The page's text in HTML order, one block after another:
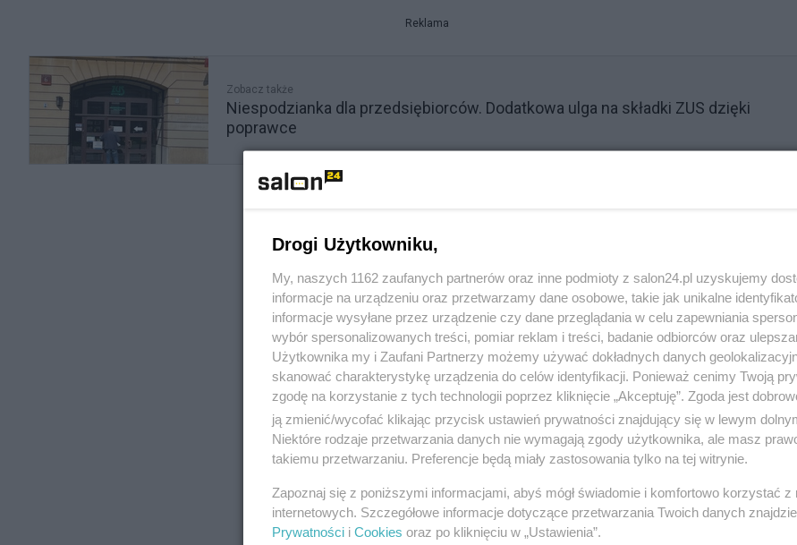
Reklama
Zobacz także
Niespodzianka dla przedsiębiorców. Dodatkowa ulga na składki ZUS dzięki
poprawce
Drogi Użytkowniku,
My, naszych 1162 zaufanych partnerów oraz inne podmioty z salon24.pl uzyskujemy
informacje na urządzeniu oraz przetwarzamy dane osobowe, takie jak unikalne
informacje wysyłane przez urządzenie czy dane przeglądania w celu zapewniania
wybór spersonalizowanych treści, pomiar reklam i treści, badanie odbiorców oraz
Użytkownika my i Zaufani Partnerzy możemy używać dokładnych danych
skanować charakterystykę urządzenia do celów identyfikacji. Ponieważ cenimy Twoją
zgodę na korzystanie z tych technologii poprzez kliknięcie „Akceptuję”. Zgoda jest
ją zmienić/wycofać klikając przycisk ustawień prywatności znajdujący się w lewym
Niektóre rodzaje przetwarzania danych nie wymagają zgody użytkownika, ale masz
takiemu przetwarzaniu. Preferencje będą miały zastosowania tylko na tej witrynie.
Zapoznaj się z poniższymi informacjami, abyś mógł świadomie i komfortowo korzystać
internetowych. Szczegółowe informacje dotyczące przetwarzania Twoich danych
Prywatności i Cookies oraz po kliknięciu w „Ustawienia”.